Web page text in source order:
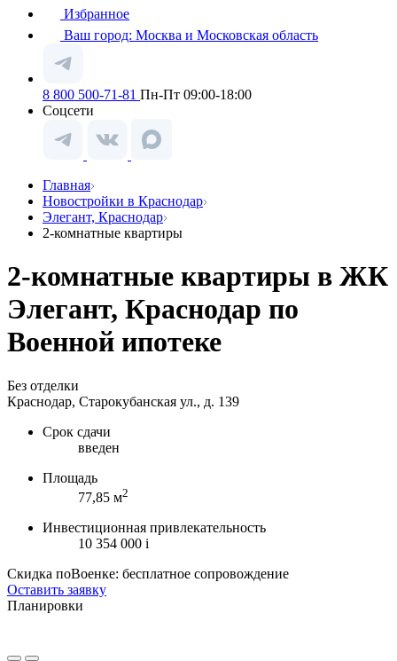
Избранное
Ваш город: Москва и Московская область
8 800 500-71-81 Пн-Пт 09:00-18:00
Соцсети
Главная
Новостройки в Краснодар
Элегант, Краснодар
2-комнатные квартиры
2-комнатные квартиры в ЖК
Элегант, Краснодар по
Военной ипотеке
Без отделки
Краснодар, Старокубанская ул., д. 139
Срок сдачи
введен
Площадь
77,85 м2
Инвестиционная привлекательность
10 354 000 i
Скидка поВоенке: бесплатное сопровождение
Оставить заявку
Планировки